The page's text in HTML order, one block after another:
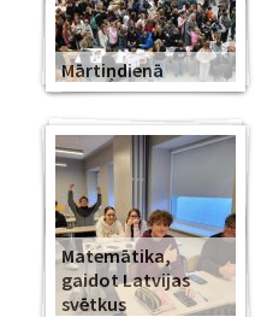
Mārtiņdienā
Matemātika,
gaidot Latvijas
svētkus